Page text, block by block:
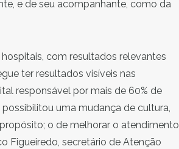
e de seu acompanhante, como da
com resultados relevantes
ter resultados visíveis nas
responsável por mais de 60% de
uma mudança de cultura,
o de melhorar o atendimento
Figueiredo, secretário de Atenção